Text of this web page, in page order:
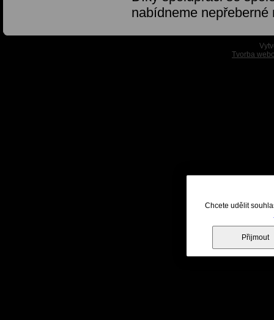
nabídneme
Tvorba
Chcete udělit
Přijmout